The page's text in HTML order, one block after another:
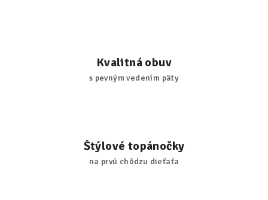
Kvalitná obuv
s pevným vedením päty
Štýlové topánočky
na prvú chôdzu dieťaťa